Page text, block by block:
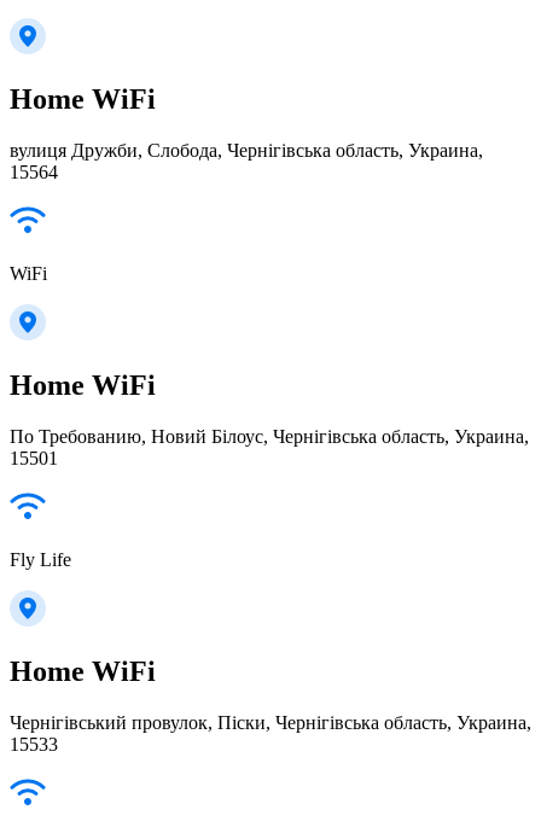
Home WiFi
вулиця Дружби, Слобода, Чернігівська область, Украина,
15564
WiFi
Home WiFi
По Требованию, Новий Білоус, Чернігівська область, Украина,
15501
Fly Life
Home WiFi
Чернігівський провулок, Піски, Чернігівська область, Украина,
15533